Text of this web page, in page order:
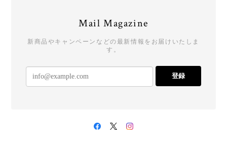
Mail Magazine
新商品やキャンペーンなどの最新情報をお届けいたしま
す。
登録